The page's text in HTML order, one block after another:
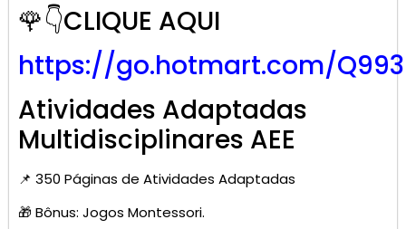
🌹👇CLIQUE AQUI
https://go.hotmart.com/
Atividades Adaptadas
Multidisciplinares AEE
📌 350 Páginas de Atividades Adaptadas
🎁 Bônus: Jogos Montessori.